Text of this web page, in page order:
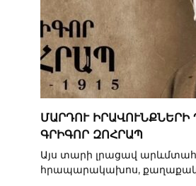
ՄԱՐԴՈՒ ԻՐԱՎՈՒՆՔՆԵՐԻ
ԳՐԻԳՈՐ ԶՈՀՐԱՊ
Այս տարի լրացավ
հրապարակախոս,